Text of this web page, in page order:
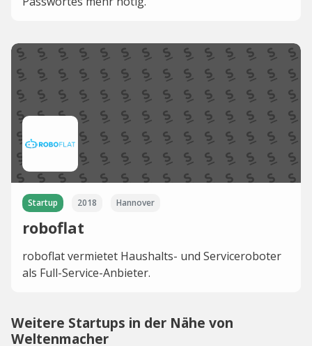
Startup 2018 Hannover
roboflat
roboflat vermietet Haushalts- und Serviceroboter
als Full-Service-Anbieter.
Weitere Startups in der Nähe von
Weltenmacher